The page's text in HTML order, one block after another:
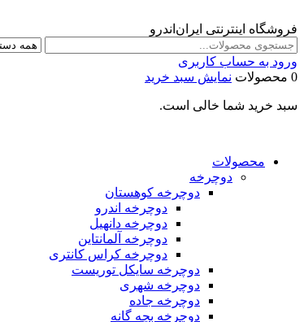
فروشگاه اینترنتی ایران‌اندرو
ورود به حساب کاربری
0 محصولات
نمایش سبد خرید
سبد خرید شما خالی است.
محصولات
دوچرخه
دوچرخه کوهستان
دوچرخه اندرو
دوچرخه دانهیل
دوچرخه آلمانتاین
دوچرخه کراس کانتری
دوچرخه سایکل توریست
دوچرخه شهری
دوچرخه جاده
دوچرخه بچه گانه